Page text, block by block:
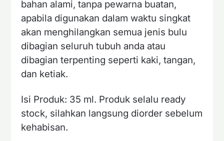
bahan alami, tanpa pewarna buatan,
apabila digunakan dalam waktu singkat
akan menghilangkan semua jenis bulu
dibagian seluruh tubuh anda atau
dibagian terpenting seperti kaki, tangan,
dan ketiak.
Isi Produk: 35 ml. Produk selalu ready
stock, silahkan langsung diorder sebelum
kehabisan.